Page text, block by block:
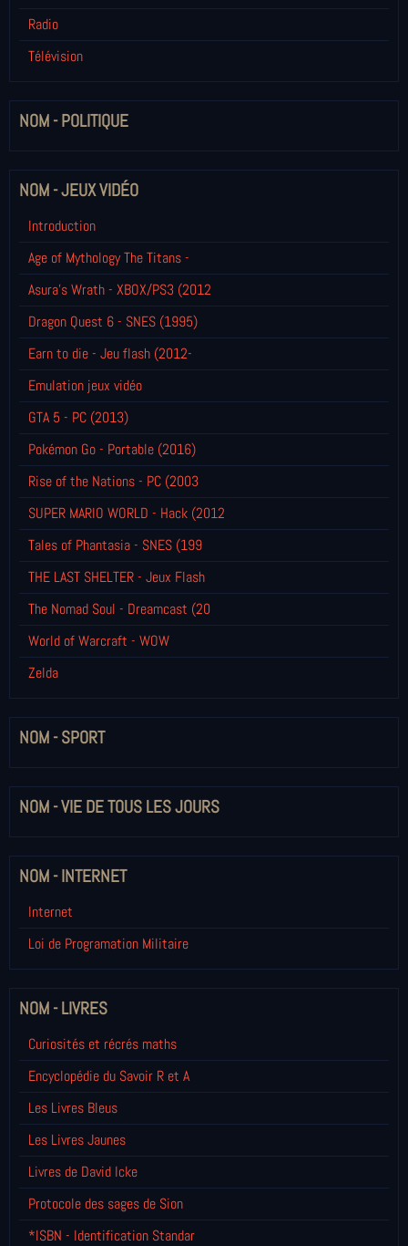
Radio
Télévision
NOM - POLITIQUE
NOM - JEUX VIDÉO
Introduction
Age of Mythology The Titans -
Asura's Wrath - XBOX/PS3 (2012
Dragon Quest 6 - SNES (1995)
Earn to die - Jeu flash (2012-
Emulation jeux vidéo
GTA 5 - PC (2013)
Pokémon Go - Portable (2016)
Rise of the Nations - PC (2003
SUPER MARIO WORLD - Hack (2012
Tales of Phantasia - SNES (199
THE LAST SHELTER - Jeux Flash
The Nomad Soul - Dreamcast (20
World of Warcraft - WOW
Zelda
NOM - SPORT
NOM - VIE DE TOUS LES JOURS
NOM - INTERNET
Internet
Loi de Programation Militaire
NOM - LIVRES
Curiosités et récrés maths
Encyclopédie du Savoir R et A
Les Livres Bleus
Les Livres Jaunes
Livres de David Icke
Protocole des sages de Sion
*ISBN - Identification Standar